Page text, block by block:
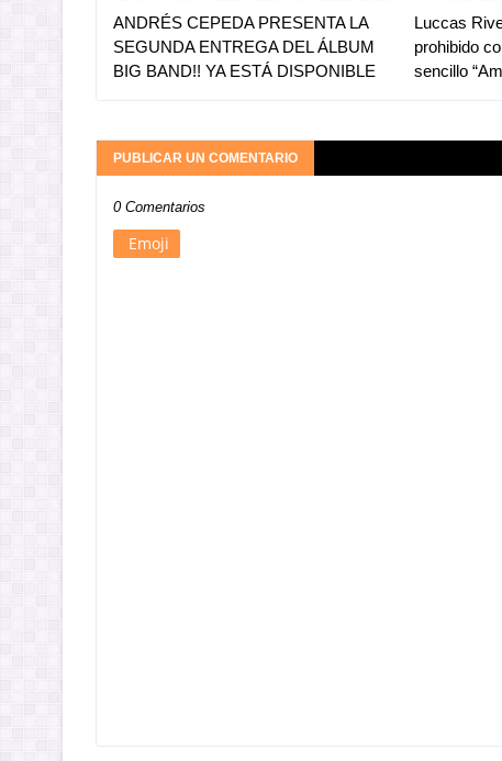
ANDRÉS CEPEDA PRESENTA LA
SEGUNDA ENTREGA DEL ÁLBUM
BIG BAND!! YA ESTÁ DISPONIBLE
Luccas
prohibido
sencillo
PUBLICAR UN COMENTARIO
0 Comentarios
Emoji